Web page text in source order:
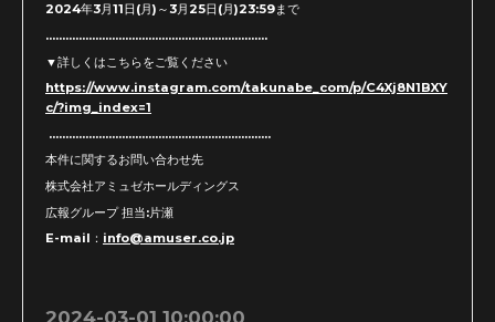
2024年3月11日(月)～3月25日(月)23:59まで
...................................................................
▼詳しくはこちらをご覧ください
https://www.instagram.com/takunabe_com/p/C4Xj8N1BXY
c/?img_index=1
...................................................................
本件に関するお問い合わせ先
株式会社アミュゼホールディングス
広報グループ 担当:片瀬
E-mail： info@amuser.co.jp